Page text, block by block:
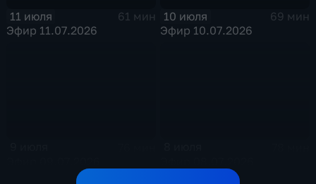
11 июля
61 мин
Эфир 11.07.2026
10 июля
69 мин
Эфир 10.07.2026